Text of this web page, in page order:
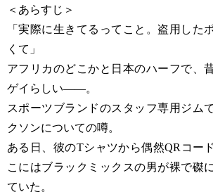
＜あらすじ＞
「実際に生きてるってこと。盗用した
くて」
アフリカのどこかと日本のハーフで、
ゲイらしい――。
スポーツブランドのスタッフ専用ジム
クソンについての噂。
ある日、彼のTシャツから偶然QRコー
こにはブラックミックスの男が裸で磔
ていた。